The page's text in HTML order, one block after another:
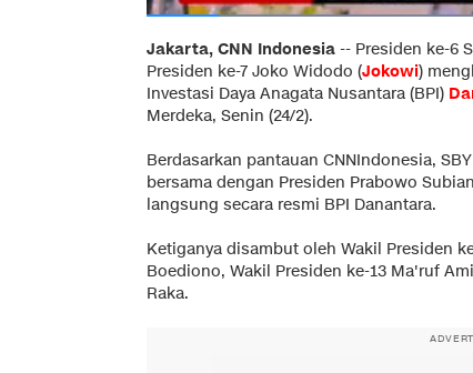
Jakarta, CNN Indonesia -- Presiden ke-6
Presiden ke-7 Joko Widodo (Jokowi)
Investasi Daya Anagata Nusantara (BPI)
Merdeka, Senin (24/2).
Berdasarkan pantauan CNNIndonesia,
bersama dengan Presiden Prabowo
langsung secara resmi BPI Danantara.
Ketiganya disambut oleh Wakil Presiden
Boediono, Wakil Presiden ke-13 Ma'ruf
Raka.